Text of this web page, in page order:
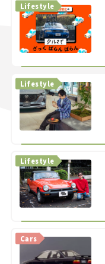
Lifestyle
Lifestyle
Lifestyle
Cars